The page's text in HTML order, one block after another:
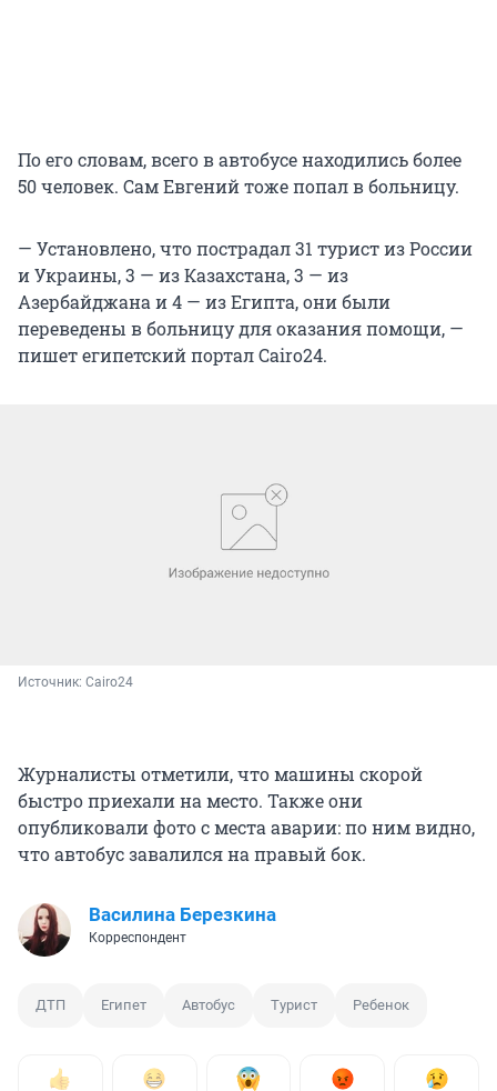
По его словам, всего в автобусе находились более
50 человек. Сам Евгений тоже попал в больницу.
— Установлено, что пострадал 31 турист из России
и Украины, 3 — из Казахстана, 3 — из
Азербайджана и 4 — из Египта, они были
переведены в больницу для оказания помощи, —
пишет египетский портал Cairo24.
Источник: Cairo24
Журналисты отметили, что машины скорой
быстро приехали на место. Также они
опубликовали фото с места аварии: по ним видно,
что автобус завалился на правый бок.
Василина Березкина
Корреспондент
ДТП Египет Автобус Турист Ребенок